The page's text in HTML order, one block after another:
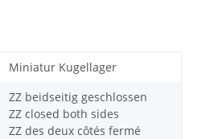
Miniatur Kugellager
ZZ beidseitig geschlossen
ZZ closed both sides
ZZ des deux côtés fermé